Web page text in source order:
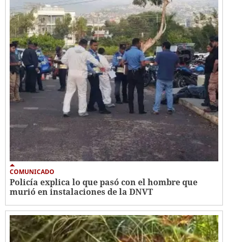
COMUNICADO
Policía explica lo que pasó con el hombre que
murió en instalaciones de la DNVT